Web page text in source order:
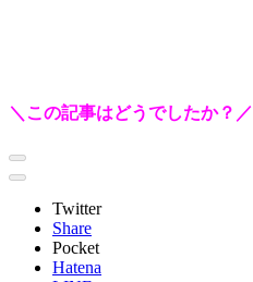
＼この記事はどうでしたか？／
Twitter
Share
Pocket
Hatena